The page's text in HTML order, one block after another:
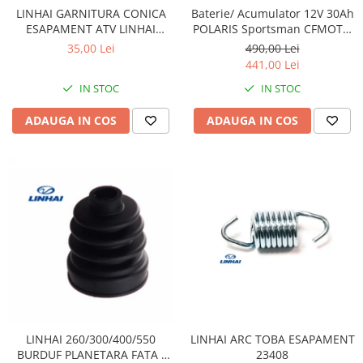
Baterii ATV
Bloc lumini
Bobina inductie
Butoane
CALCULATOR SERVO
Contacte
ELECTROMOTOR
Termostate
Protectii
Armura Moto
Gat
Genunchiere
Slidere
LINHAI GARNITURA CONICA
ESAPAMENT ATV LINHAI
260/300/400 23411 / 25222
35,00 Lei
IN STOC
ADAUGA IN COS
Baterie/ Acumulator 12V 30Ah
POLARIS Sportsman CFMOTO
400 / 450 AU / 550 / 625 / 820 /
850 / 1000 fara intretinere
490,00 Lei
441,00 Lei
IN STOC
ADAUGA IN COS
LINHAI 260/300/400/550
BURDUF PLANETARA FATA /
LINHAI ARC TOBA ESAPAMENT
23408